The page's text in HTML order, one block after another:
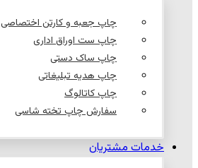
چاپ جعبه و کارتن اختصاصی
چاپ ست اوراق اداری
چاپ ساک دستی
چاپ هدیه تبلیغاتی
چاپ کاتالوگ
سفارش چاپ تخته شاسی
خدمات مشتریان